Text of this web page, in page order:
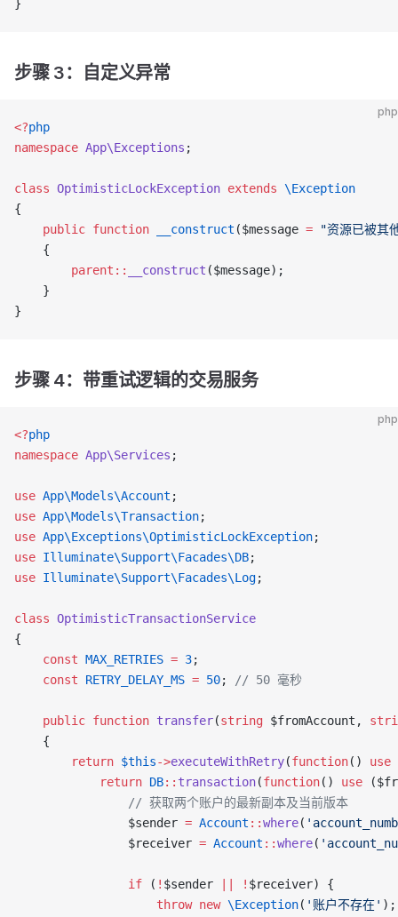
}
步骤 3：自定义异常
php
<?php
namespace App\Exceptions ;
class OptimisticLockException extends \Exception
{
    public
function __construct ($message = "资源已被其
    {
        parent::
__construct ($message);
    }
}
步骤 4：带重试逻辑的交易服务
php
<?php
namespace App\Services ;
use App\Models\Account ;
use App\Models\Transaction;
use App\Exceptions\OptimisticLockException;
use Illuminate\Support\Facades\DB;
use Illuminate\Support\Facades\Log;
class OptimisticTransactionService
{
    const
MAX_RETRIES = 3;
    const
RETRY_DELAY_MS = 50; // 50 毫秒
    public
function transfer(string $fromAccount,
    {
        return
$this->executeWithRetry(function() use
            return
DB:: transaction(function() use
                // 获取两个账户的最新副本及当前版本
                $sender
= Account ::where(
                $receiver
= Account ::where(
                if
( ! $sender ! $receiver) {
                    throw
new \Exception( '账户不存在' );